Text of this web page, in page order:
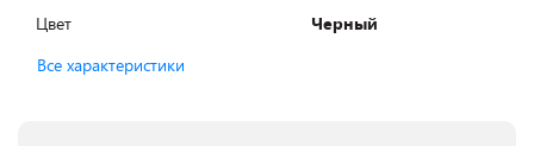
Цвет
Черный
Все характеристики